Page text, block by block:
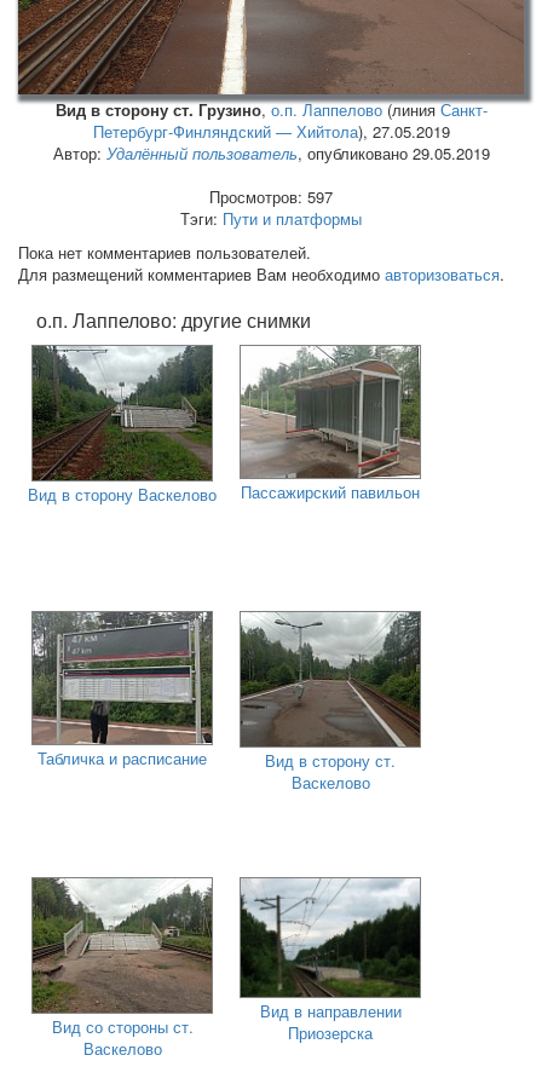
Вид в сторону ст. Грузино,о.п. Лаппелово (линияСанкт-
Петербург-Финляндский — Хийтола), 27.05.2019
Автор: Удалённый пользователь, опубликовано 29.05.2019
Просмотров: 597
Тэги: Пути и платформы
Пока нет комментариев пользователей.
Для размещений комментариев Вам необходимо авторизоваться.
о.п. Лаппелово: другие снимки
Вид в сторону Васкелово Пассажирский павильон
Табличка и расписание
Вид в сторону ст.
Васкелово
Вид со стороны ст.
Васкелово
Вид в направлении
Приозерска